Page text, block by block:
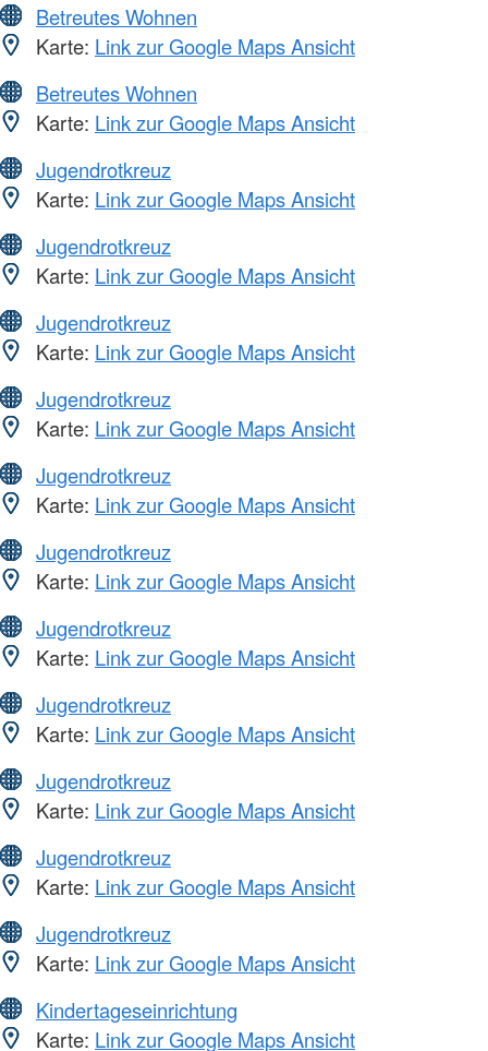
Betreutes Wohnen
Karte: Link zur Google Maps Ansicht
Betreutes Wohnen
Karte: Link zur Google Maps Ansicht
Jugendrotkreuz
Karte: Link zur Google Maps Ansicht
Jugendrotkreuz
Karte: Link zur Google Maps Ansicht
Jugendrotkreuz
Karte: Link zur Google Maps Ansicht
Jugendrotkreuz
Karte: Link zur Google Maps Ansicht
Jugendrotkreuz
Karte: Link zur Google Maps Ansicht
Jugendrotkreuz
Karte: Link zur Google Maps Ansicht
Jugendrotkreuz
Karte: Link zur Google Maps Ansicht
Jugendrotkreuz
Karte: Link zur Google Maps Ansicht
Jugendrotkreuz
Karte: Link zur Google Maps Ansicht
Jugendrotkreuz
Karte: Link zur Google Maps Ansicht
Jugendrotkreuz
Karte: Link zur Google Maps Ansicht
Kindertageseinrichtung
Karte: Link zur Google Maps Ansicht